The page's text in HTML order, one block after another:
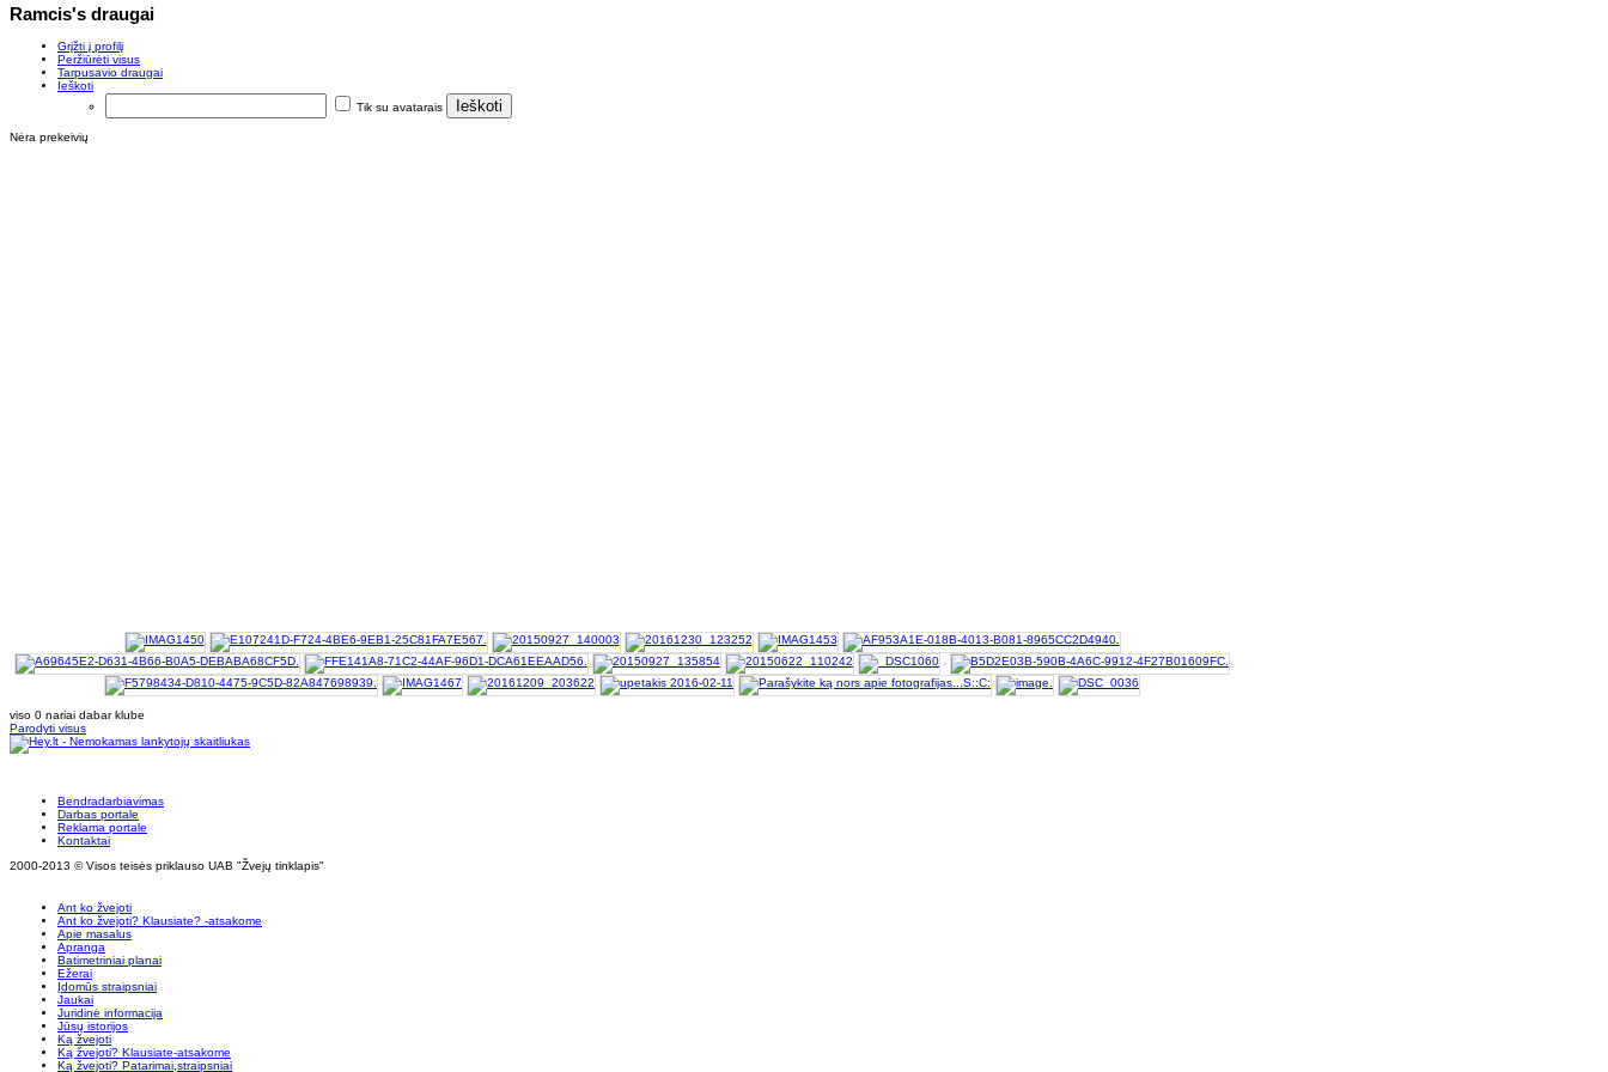
Ramcis's draugai
Grįžti į profilį
Peržiūrėti visus
Tarpusavio draugai
Ieškoti
Tik su avatarais
Nėra prekeivių
viso 0 nariai dabar klube
Parodyti visus
Bendradarbiavimas
Darbas portale
Reklama portale
Kontaktai
2000-2013 © Visos teisės priklauso UAB "Žvejų tinklapis"
Ant ko žvejoti
Ant ko žvejoti? Klausiate? -atsakome
Apie masalus
Apranga
Batimetriniai planai
Ežerai
Įdomūs straipsniai
Jaukai
Juridinė informacija
Jūsų istorijos
Ką žvejoti
Ką žvejoti? Klausiate-atsakome
Ką žvejoti? Patarimai,straipsniai